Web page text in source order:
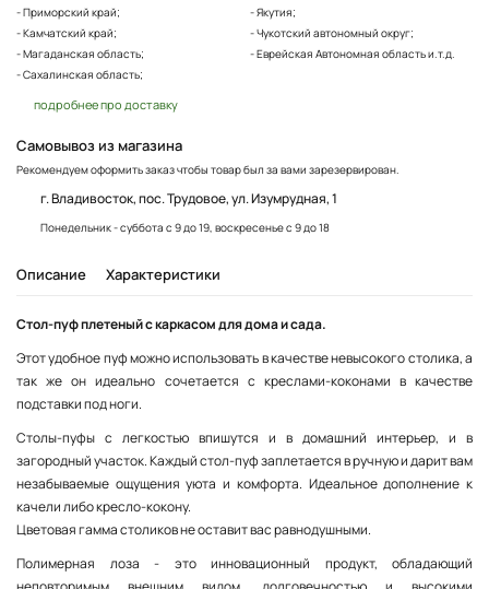
- Приморский край;
- Камчатский край;
- Магаданская область;
- Сахалинская область;
- Якутия;
- Чукотский автономный округ;
- Еврейская Автономная область и.т.д.
подробнее про доставку
Самовывоз из магазина
Рекомендуем оформить заказ чтобы товар был за вами зарезервирован.
г. Владивосток, пос. Трудовое, ул. Изумрудная, 1
Понедельник - суббота с 9 до 19, воскресенье с 9 до 18
Описание Характеристики
Стол-пуф плетеный с каркасом для дома и сада.
Этот удобное пуф можно использовать в качестве невысокого столика, а
так же он идеально сочетается с креслами-коконами в качестве
подставки под ноги.
Столы-пуфы с легкостью впишутся и в домашний интерьер, и в
загородный участок. Каждый стол-пуф заплетается в ручную и дарит вам
незабываемые ощущения уюта и комфорта. Идеальное дополнение к
качели либо кресло-кокону.
Цветовая гамма столиков не оставит вас равнодушными.
Полимерная лоза - это инновационный продукт, обладающий